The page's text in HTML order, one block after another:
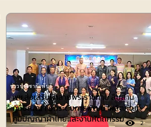
พช.ส่งเสริมผ้าลายพระราชทาน สืบสาน
ภูมิปัญญา ยกระดับการพัฒนาผลิตภัณฑ์
ภูมิปัญญาผ้าไทยและงานหัตถกรรม
2
ข่าวประชาสัมพันธ์